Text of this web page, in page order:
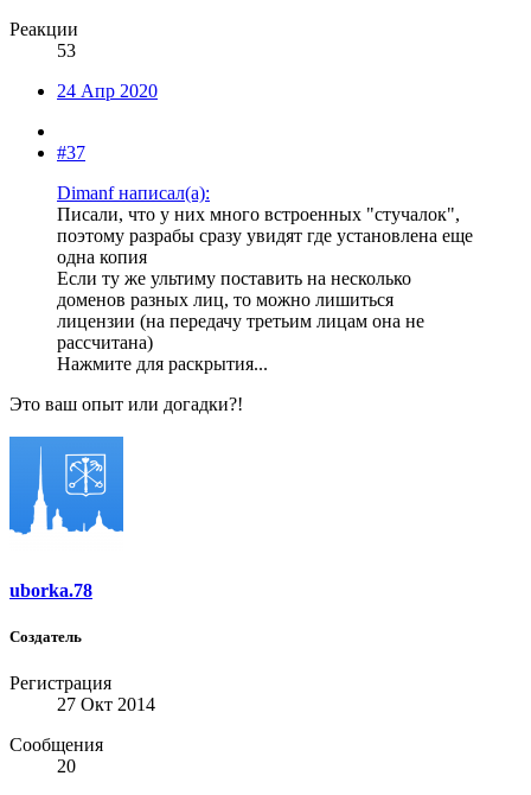
Реакции
53
24 Апр 2020
#37
Dimanf написал(а):
Писали, что у них много встроенных "стучалок",
поэтому разрабы сразу увидят где установлена еще
одна копия
Если ту же ультиму поставить на несколько
доменов разных лиц, то можно лишиться
лицензии (на передачу третьим лицам она не
рассчитана)
Нажмите для раскрытия...
Это ваш опыт или догадки?!
uborka.78
Создатель
Регистрация
27 Окт 2014
Сообщения
20